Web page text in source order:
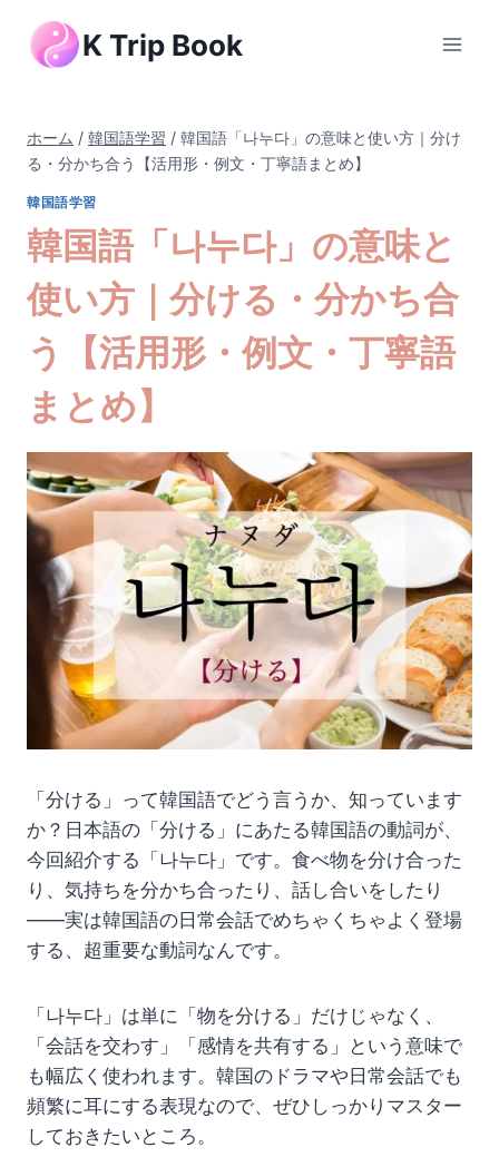
K Trip Book
ホーム / 韓国語学習 / 韓国語「나누다」の意味と使い方｜分け
る・分かち合う【活用形・例文・丁寧語まとめ】
韓国語学習
韓国語「나누다」の意味と
使い方｜分ける・分かち合
う【活用形・例文・丁寧語
まとめ】
「分ける」って韓国語でどう言うか、知っています
か？日本語の「分ける」にあたる韓国語の動詞が、
今回紹介する「나누다」です。食べ物を分け合った
り、気持ちを分かち合ったり、話し合いをしたり
——実は韓国語の日常会話でめちゃくちゃよく登場
する、超重要な動詞なんです。
「나누다」は単に「物を分ける」だけじゃなく、
「会話を交わす」「感情を共有する」という意味で
も幅広く使われます。韓国のドラマや日常会話でも
頻繁に耳にする表現なので、ぜひしっかりマスター
しておきたいところ。